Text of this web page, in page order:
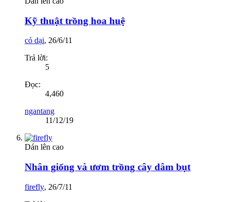
Kỹ thuật trồng hoa huệ
cỏ dại, 26/6/11
Trả lời:
5
Đọc:
4,460
ngantang
11/12/19
Dán lên cao
Nhân giống và ươm trồng cây dâm bụt
firefly, 26/7/11